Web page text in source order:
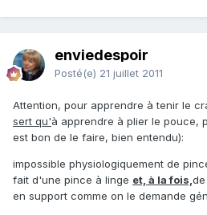
enviedespoir
Posté(e) 21 juillet 2011
Attention, pour apprendre à tenir le
sert qu'à apprendre à plier le pouce,
est bon de le faire, bien entendu):
impossible physiologiquement de
fait d'une pince à linge et, à la fois,
en support comme on le demande